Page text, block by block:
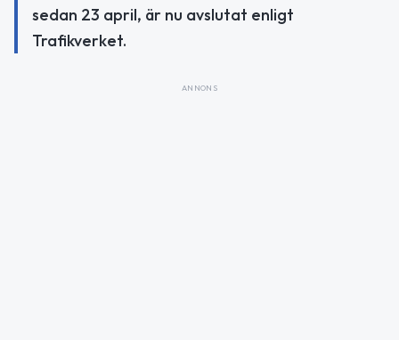
sedan 23 april, är nu avslutat enligt
Trafikverket.
ANNONS